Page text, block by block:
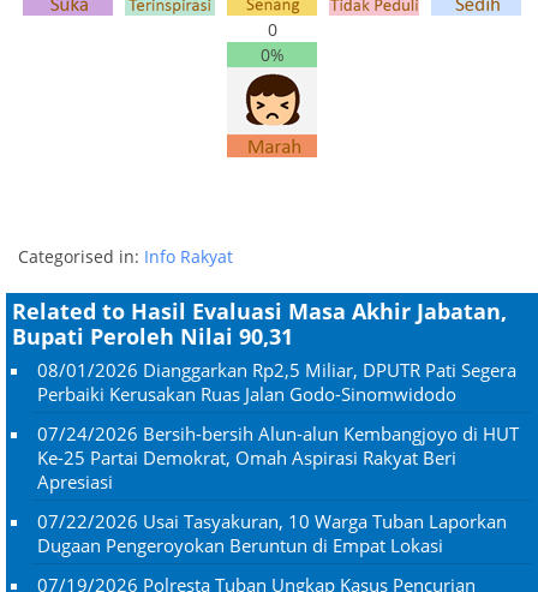
0
0%
Categorised in: Info Rakyat
Related to Hasil Evaluasi Masa Akhir Jabatan,
Bupati Peroleh Nilai 90,31
08/01/2026 Dianggarkan Rp2,5 Miliar, DPUTR Pati Segera
Perbaiki Kerusakan Ruas Jalan Godo-Sinomwidodo
07/24/2026 Bersih-bersih Alun-alun Kembangjoyo di HUT
Ke-25 Partai Demokrat, Omah Aspirasi Rakyat Beri
Apresiasi
07/22/2026 Usai Tasyakuran, 10 Warga Tuban Laporkan
Dugaan Pengeroyokan Beruntun di Empat Lokasi
07/19/2026 Polresta Tuban Ungkap Kasus Pencurian